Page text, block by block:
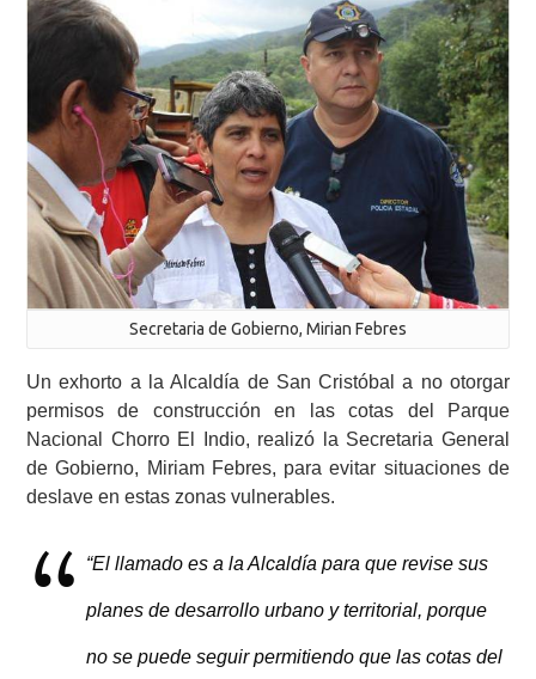
Secretaria de Gobierno, Mirian Febres
Un exhorto a la Alcaldía de San Cristóbal a no otorgar
permisos de construcción en las cotas del Parque
Nacional Chorro El Indio, realizó la Secretaria General
de Gobierno, Miriam Febres, para evitar situaciones de
deslave en estas zonas vulnerables.
“El llamado es a la Alcaldía para que revise sus
planes de desarrollo urbano y territorial, porque
no se puede seguir permitiendo que las cotas del